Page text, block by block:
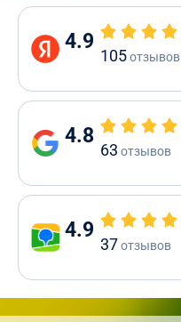
4.9
105отзывов
4.8
63 отзывов
4.9
37отзывов